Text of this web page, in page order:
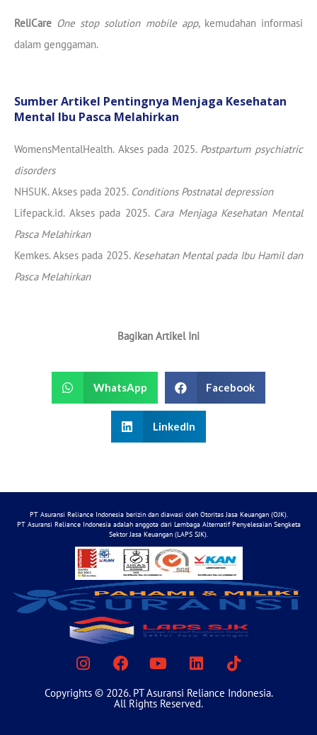
ReliCare One stop solution mobile app, kemudahan informasi
dalam genggaman.
Sumber Artikel Pentingnya Menjaga Kesehatan
Mental Ibu Pasca Melahirkan
WomensMentalHealth. Akses pada 2025. Postpartum psychiatric
disorders
NHSUK. Akses pada 2025. Conditions Postnatal depression
Lifepack.id. Akses pada 2025. Cara Menjaga Kesehatan Mental
Pasca Melahirkan
Kemkes. Akses pada 2025. Kesehatan Mental pada Ibu Hamil dan
Pasca Melahirkan
Bagikan Artikel Ini
WhatsApp Facebook
LinkedIn
PT Asuransi Reliance Indonesia berizin dan diawasi oleh Otoritas Jasa Keuangan (OJK).
PT Asuransi Reliance Indonesia adalah anggota dari Lembaga Alternatif Penyelesaian Sengketa
Sektor Jasa Keuangan (LAPS SJK).
Copyrights © 2026. PT Asuransi Reliance Indonesia.
All Rights Reserved.